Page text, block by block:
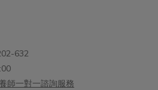
632
師一對一諮詢服務